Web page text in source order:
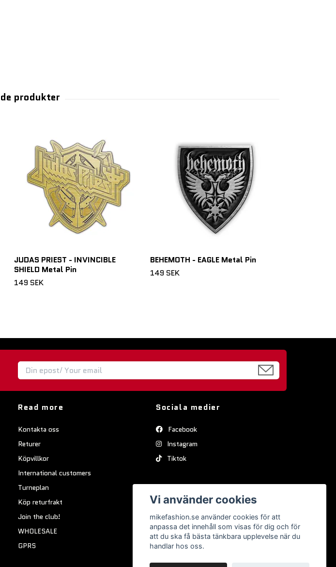
JUDAS PRIEST - INVINCIBLE
SHIELD Metal Pin
149 SEK
BEHEMOTH - EAGLE Metal Pin
149 SEK
Read more
Kontakta oss
Returer
Köpvillkor
International customers
Turneplan
Köp returfrakt
Join the club!
WHOLESALE
GPRS
Sociala medier
Facebook
Instagram
Tiktok
Vi använder cookies
mikefashion.se använder cookies för att
anpassa det innehåll som visas för dig och för
att du ska få bästa tänkbara upplevelse när du
handlar hos oss.